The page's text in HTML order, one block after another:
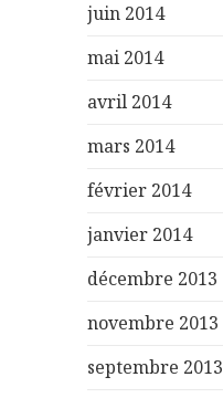
juin 2014
mai 2014
avril 2014
mars 2014
février 2014
janvier 2014
décembre 2013
novembre 2013
septembre 2013